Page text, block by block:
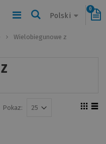
Polski
0
Wielobiegunowe z
Pokaz: